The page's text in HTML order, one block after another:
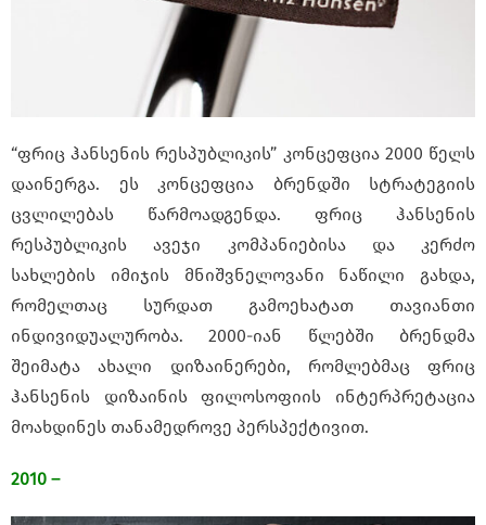
“ფრიც ჰანსენის რესპუბლიკის” კონცეფცია 2000 წელს
დაინერგა. ეს კონცეფცია ბრენდში სტრატეგიის
ცვლილებას წარმოადგენდა. ფრიც ჰანსენის
რესპუბლიკის ავეჯი კომპანიებისა და კერძო
სახლების იმიჯის მნიშვნელოვანი ნაწილი გახდა,
რომელთაც სურდათ გამოეხატათ თავიანთი
ინდივიდუალურობა. 2000-იან წლებში ბრენდმა
შეიმატა ახალი დიზაინერები, რომლებმაც ფრიც
ჰანსენის დიზაინის ფილოსოფიის ინტერპრეტაცია
მოახდინეს თანამედროვე პერსპექტივით.
2010 –